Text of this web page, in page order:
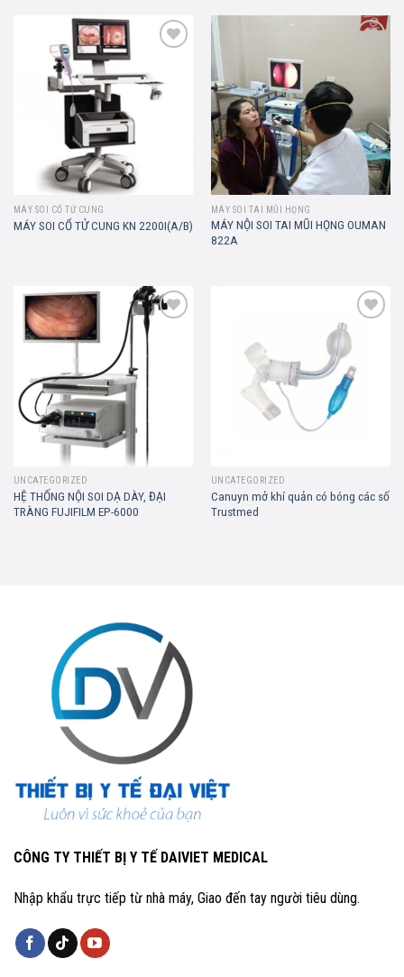
MÁY SOI CỔ TỬ CUNG
MÁY SOI CỔ TỬ CUNG KN 2200I(A/B)
MÁY SOI TAI MŨI HỌNG
MÁY NỘI SOI TAI MŨI HỌNG OUMAN
822A
UNCATEGORIZED
HỆ THỐNG NỘI SOI DẠ DÀY, ĐẠI
TRÀNG FUJIFILM EP-6000
UNCATEGORIZED
Canuyn mở khí quản có bóng các số
Trustmed
CÔNG TY THIẾT BỊ Y TẾ DAIVIET MEDICAL
Nhập khẩu trực tiếp từ nhà máy, Giao đến tay người tiêu dùng.